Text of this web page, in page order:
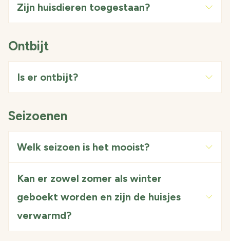
Zijn huisdieren toegestaan?
Ontbijt
Is er ontbijt?
Seizoenen
Welk seizoen is het mooist?
Kan er zowel zomer als winter
geboekt worden en zijn de huisjes
verwarmd?